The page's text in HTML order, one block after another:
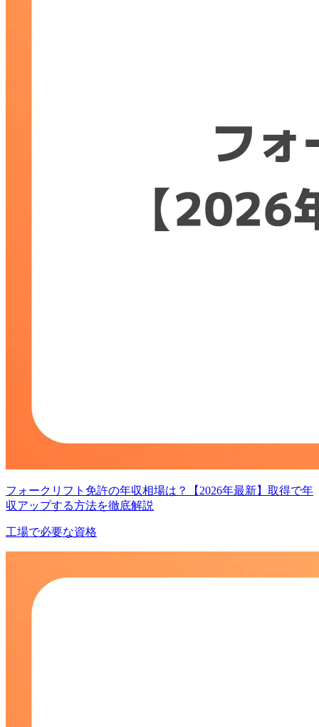
フォークリフト免許の年収相場は？【2026年最新】取得で年
収アップする方法を徹底解説
工場で必要な資格